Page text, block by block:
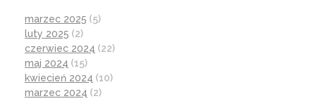
marzec 2025 (5)
luty 2025 (2)
czerwiec 2024 (22)
maj 2024 (15)
kwiecień 2024 (10)
marzec 2024 (2)